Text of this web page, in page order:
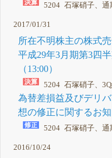
5204 石塚硝子、通
2017/01/31
所在不明株主の株式
平成29年3月期第3四
（13:00）
5204 石塚硝子、
為替差損益及びデリ
想の修正に関するお知
5204 石塚硝子、通
2016/10/24